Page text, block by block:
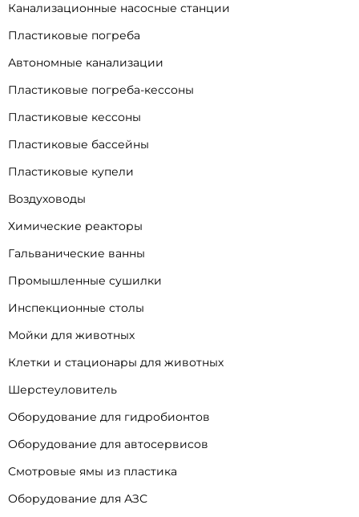
Канализационные насосные станции
Пластиковые погреба
Автономные канализации
Пластиковые погреба-кессоны
Пластиковые кессоны
Пластиковые бассейны
Пластиковые купели
Воздуховоды
Химические реакторы
Гальванические ванны
Промышленные сушилки
Инспекционные столы
Мойки для животных
Клетки и стационары для животных
Шерстеуловитель
Оборудование для гидробионтов
Оборудование для автосервисов
Смотровые ямы из пластика
Оборудование для АЗС